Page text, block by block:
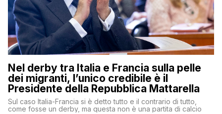
Nel derby tra Italia e Francia sulla pelle
dei migranti, l’unico credibile è il
Presidente della Repubblica Mattarella
Sul caso Italia-Francia si è detto tutto e il contrario di tutto,
come fosse un derby, ma questa non è una partita di calcio